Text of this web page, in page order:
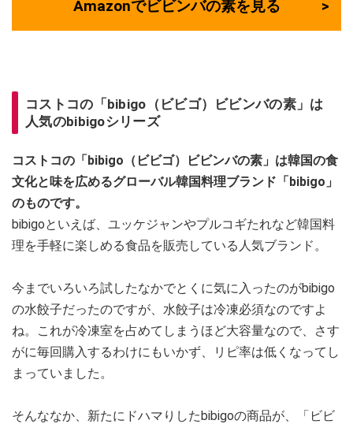
Amazonでビビンバの素を見る
コストコの「bibigo（ビビゴ）ビビンバの素」は
人気のbibigoシリーズ
コストコの「bibigo（ビビゴ）ビビンバの素」は韓国の食
文化と味を広めるグローバル韓国料理ブランド「bibigo」
のものです。
bibigoといえば、ユッケジャンやプルコギたれなど韓国料
理を手軽に楽しめる食品を販売している人気ブランド。
今までいろいろ試したなかでとくに気に入ったのがbibigo
の水餃子だったのですが、水餃子は冷凍必須なのですよ
ね。これが冷凍室を占めてしまうほど大容量なので、さす
がに毎回購入するわけにもいかず、リピ率は低くなってし
まっていました。
そんななか、新たにドハマりしたbibigoの商品が、「ビビ